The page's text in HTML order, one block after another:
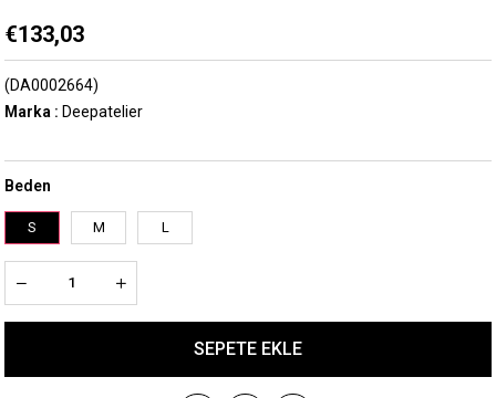
€133,03
(DA0002664)
Marka : Deepatelier
Beden
S M L